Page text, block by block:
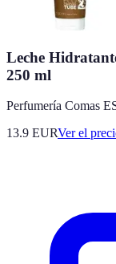
Leche
250 ml
Perfumería Comas
13.9 EURVer el